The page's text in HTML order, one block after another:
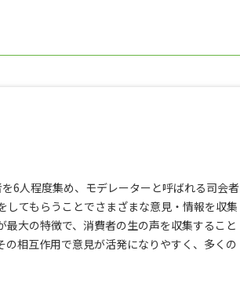
6人程度集め、モデレーターと呼ばれる司会者
てもらうことでさまざまな意見・情報を収集
大の特徴で、消費者の生の声を収集すること
相互作用で意見が活発になりやすく、多くの